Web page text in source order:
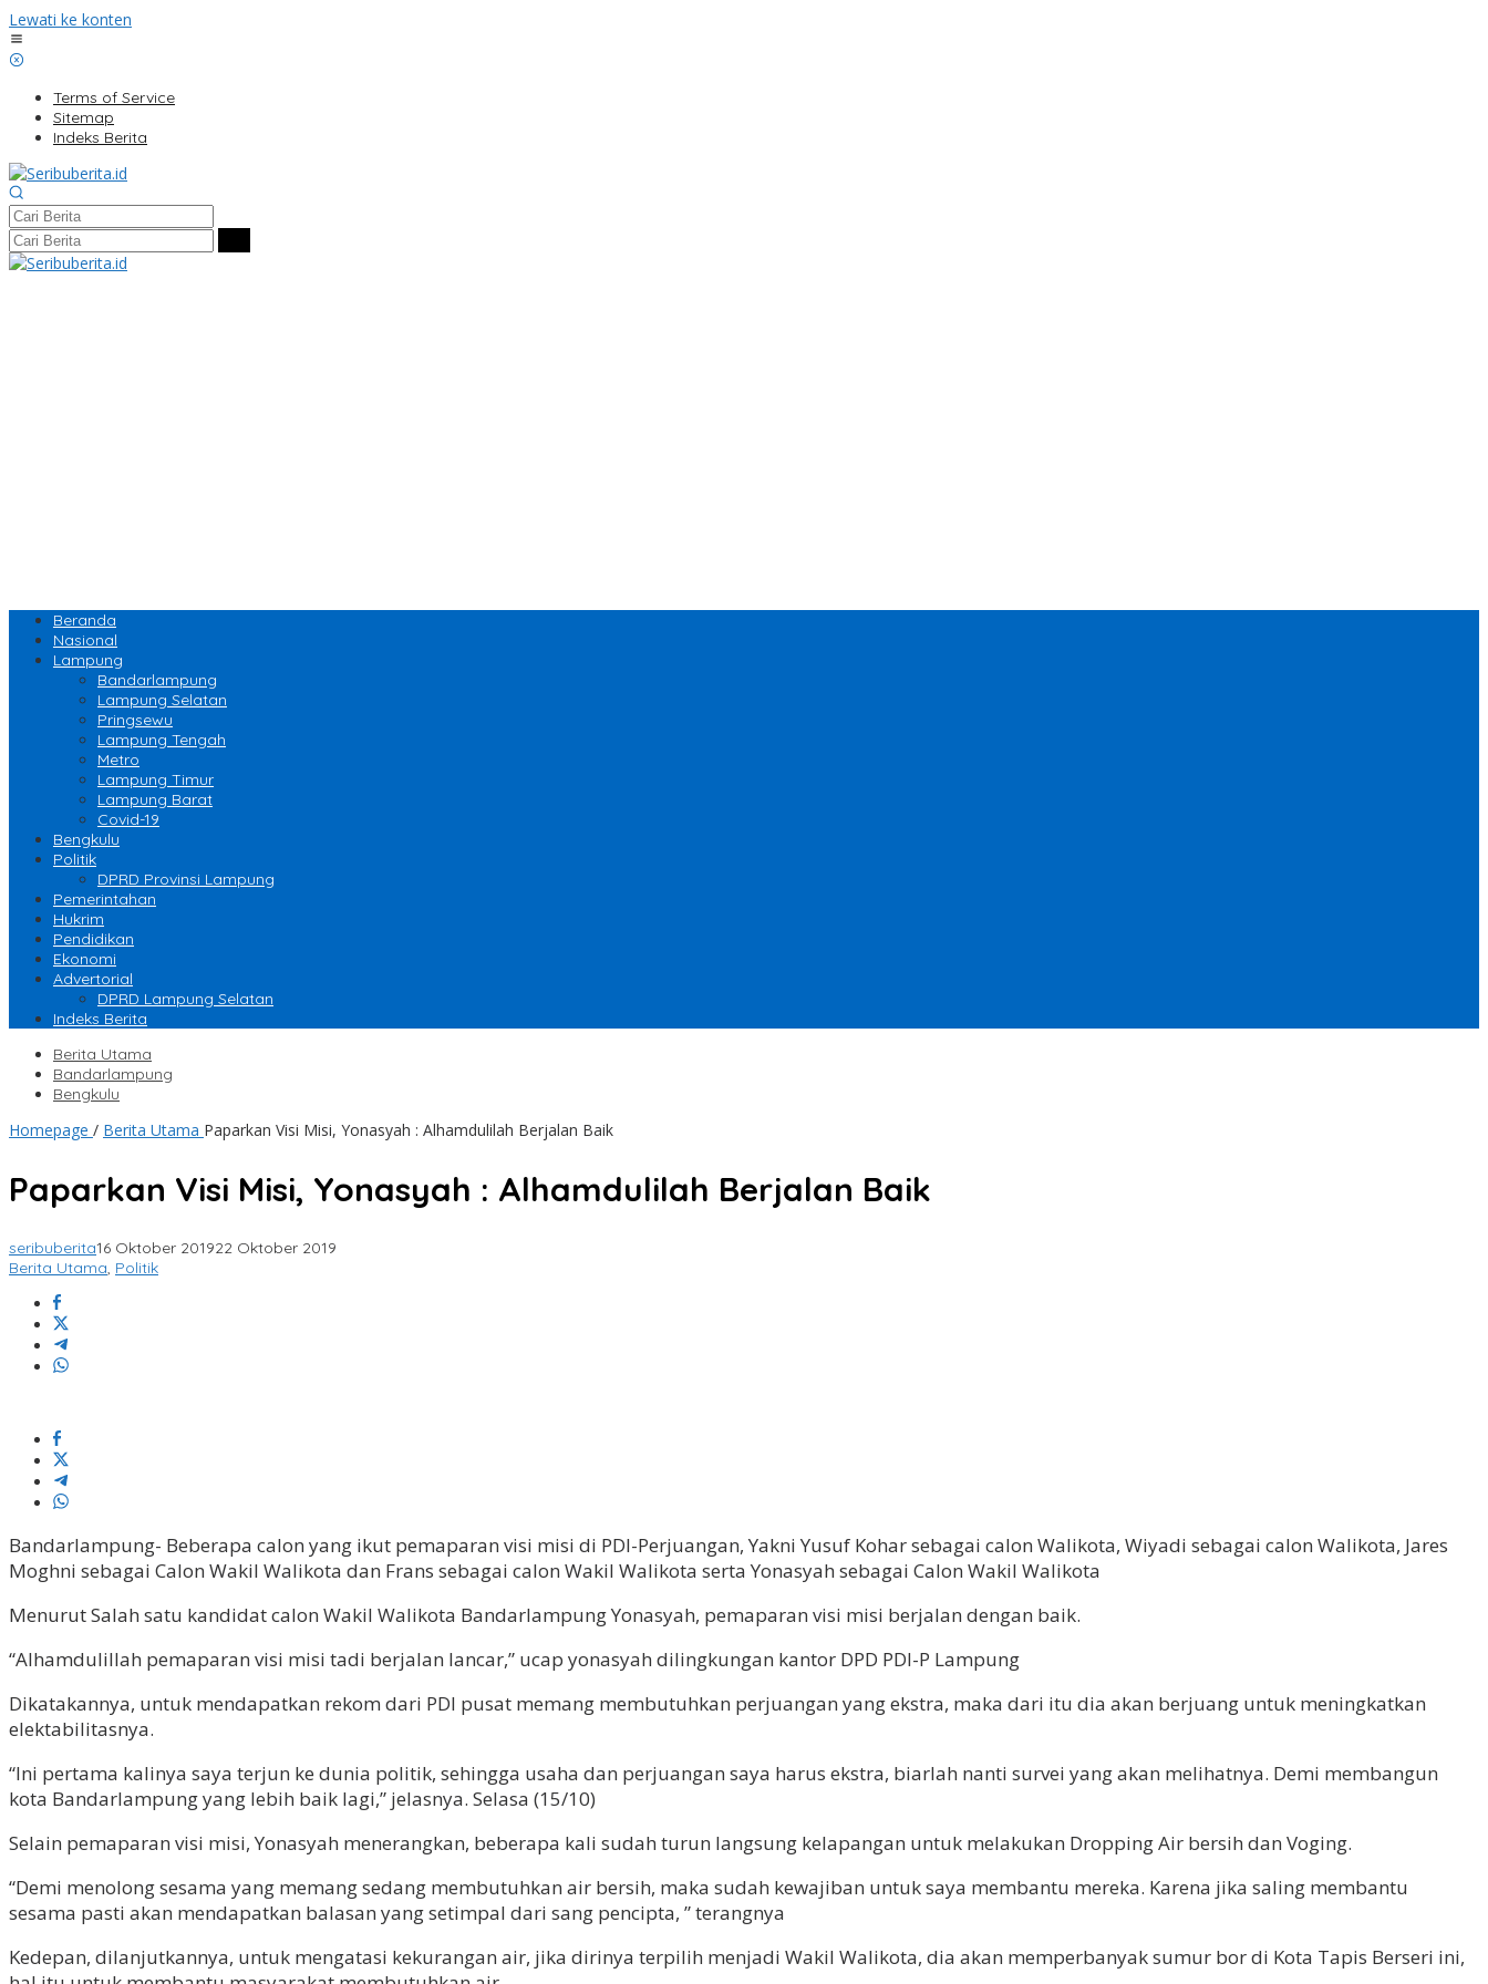
Lewati ke konten
Terms of Service
Sitemap
Indeks Berita
Beranda
Nasional
Lampung
Bandarlampung
Lampung Selatan
Pringsewu
Lampung Tengah
Metro
Lampung Timur
Lampung Barat
Covid-19
Bengkulu
Politik
DPRD Provinsi Lampung
Pemerintahan
Hukrim
Pendidikan
Ekonomi
Advertorial
DPRD Lampung Selatan
Indeks Berita
Berita Utama
Bandarlampung
Bengkulu
Homepage / Berita Utama Paparkan Visi Misi, Yonasyah : Alhamdulilah Berjalan Baik
Paparkan Visi Misi, Yonasyah : Alhamdulilah Berjalan Baik
seribuberita16 Oktober 201922 Oktober 2019
Berita Utama, Politik
Bandarlampung- Beberapa calon yang ikut pemaparan visi misi di PDI-Perjuangan, Yakni Yusuf Kohar sebagai calon Walikota, Wiyadi sebagai calon Walikota, Jares
Moghni sebagai Calon Wakil Walikota dan Frans sebagai calon Wakil Walikota serta Yonasyah sebagai Calon Wakil Walikota
Menurut Salah satu kandidat calon Wakil Walikota Bandarlampung Yonasyah, pemaparan visi misi berjalan dengan baik.
“Alhamdulillah pemaparan visi misi tadi berjalan lancar,” ucap yonasyah dilingkungan kantor DPD PDI-P Lampung
Dikatakannya, untuk mendapatkan rekom dari PDI pusat memang membutuhkan perjuangan yang ekstra, maka dari itu dia akan berjuang untuk meningkatkan
elektabilitasnya.
“Ini pertama kalinya saya terjun ke dunia politik, sehingga usaha dan perjuangan saya harus ekstra, biarlah nanti survei yang akan melihatnya. Demi membangun
kota Bandarlampung yang lebih baik lagi,” jelasnya. Selasa (15/10)
Selain pemaparan visi misi, Yonasyah menerangkan, beberapa kali sudah turun langsung kelapangan untuk melakukan Dropping Air bersih dan Voging.
“Demi menolong sesama yang memang sedang membutuhkan air bersih, maka sudah kewajiban untuk saya membantu mereka. Karena jika saling membantu
sesama pasti akan mendapatkan balasan yang setimpal dari sang pencipta, ” terangnya
Kedepan, dilanjutkannya, untuk mengatasi kekurangan air, jika dirinya terpilih menjadi Wakil Walikota, dia akan memperbanyak sumur bor di Kota Tapis Berseri ini,